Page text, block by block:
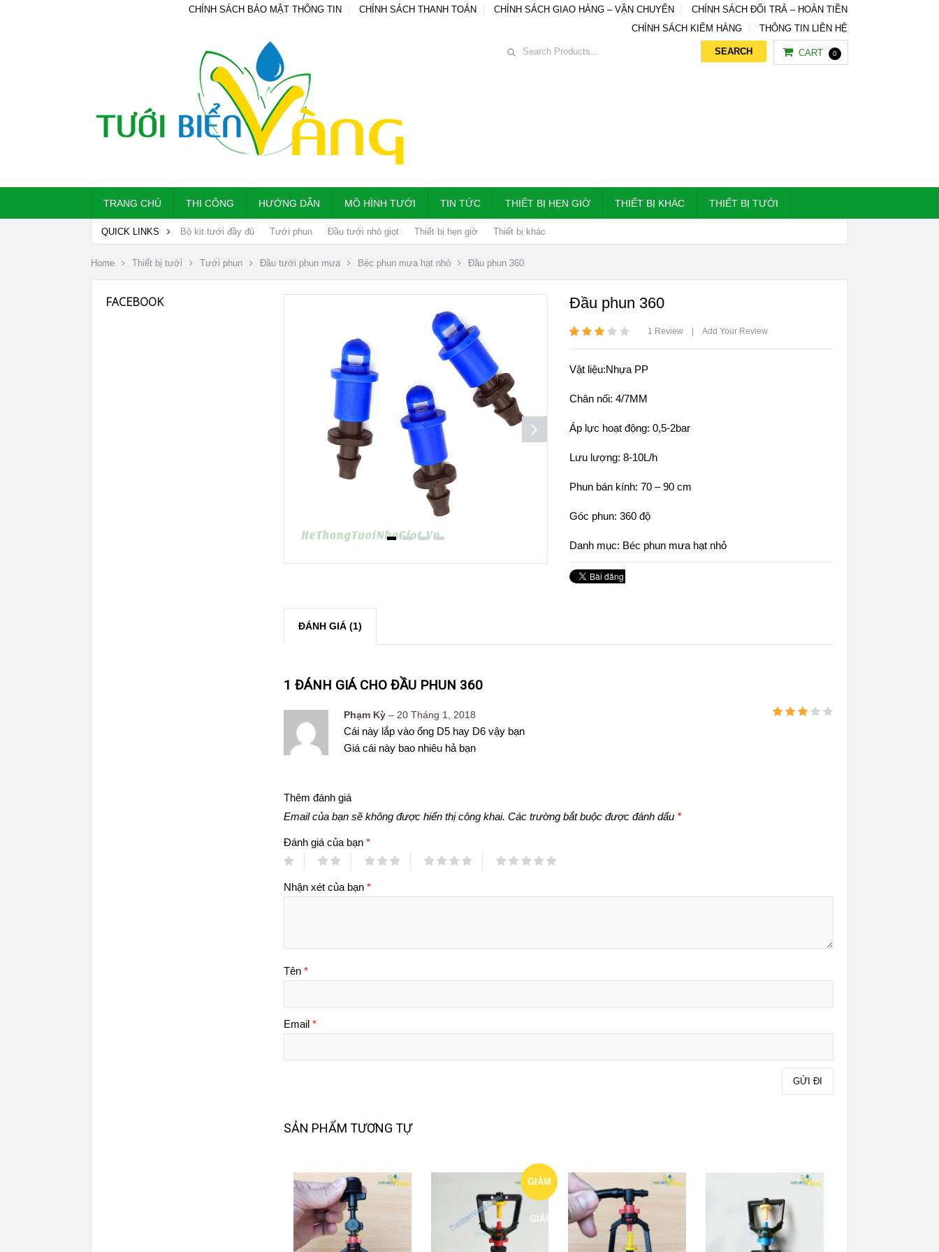
CHÍNH SÁCH BẢO MẬT THÔNG TIN CHÍNH SÁCH THANH TOÁN CHÍNH SÁCH GIAO HÀNG – VẬN CHUYỂN
CHÍNH SÁCH ĐỔI TRẢ – HOÀN TIỀN
CHÍNH SÁCH KIỂM HÀNG
THÔNG TIN LIÊN HỆ
CART 0
TRANG CHỦ THI CÔNG HƯỚNG DẪN MÔ HÌNH TƯỚI TIN TỨC THIẾT BỊ HẸN GIỜ THIẾT BỊ KHÁC THIẾT BỊ TƯỚI
QUICK LINKS Bộ kit tưới đầy đủ Tưới phun Đầu tưới nhỏ giọt Thiết bị hẹn giờ Thiết bị khác
Home Thiết bị tưới Tưới phun Đầu tưới phun mưa Béc phun mưa hạt nhỏ Đầu phun 360
Đầu phun 360
3.00out
5
based
on
1
rating
1 Review Add Your Review
Vật liệu:Nhựa PP
Chân nối: 4/7MM
Áp lực hoạt động: 0,5-2bar
Lưu lượng: 8-10L/h
Phun bán kính: 70 – 90 cm
Góc phun: 360 độ
Danh mục: Béc phun mưa hạt nhỏ
ĐÁNH GIÁ (1)
1 ĐÁNH GIÁ CHO ĐẦU PHUN 360
Phạm Kỳ– 20 Tháng 1, 2018
Cái này lắp vào ống D5 hay D6 vậy bạn
Giá cái này bao nhiêu hả bạn
Thêm đánh giá
Email của bạn sẽ không được hiển thị công khai. Các trường bắt buộc được đánh dấu *
Đánh giá của bạn *
Nhận xét của bạn *
Tên *
Email *
SẢN PHẨM TƯƠNG TỰ
GIẢM
GIÁ!
FACEBOOK